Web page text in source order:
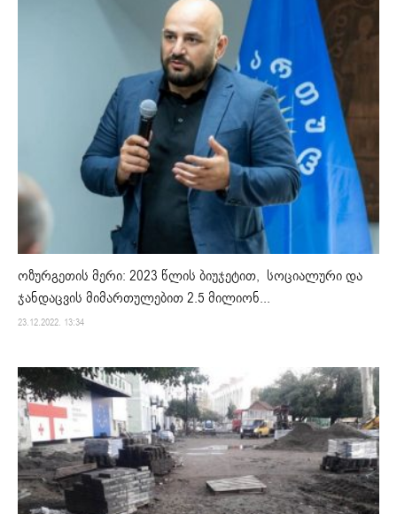
ოზურგეთის მერი: 2023 წლის ბიუჯეტით, სოციალური და
ჯანდაცვის მიმართულებით 2.5 მილიონ...
23.12.2022. 13:34